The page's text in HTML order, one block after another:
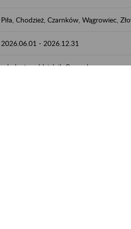
Piła, Chodzież, Czarnków, Wągrowiec,
2026.06.01 - 2026.12.31
szkolenia_oddzialpila@zus.pl